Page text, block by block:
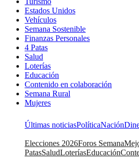
Estados Unidos
Vehículos
Semana Sostenible
Finanzas Personales
4 Patas
Salud
Loterías
Educación
Contenido en colaboración
Semana Rural
Mujeres
Últimas noticiasPolíticaNación
Elecciones 2026Foros Semana
PatasSaludLoteríasEducación